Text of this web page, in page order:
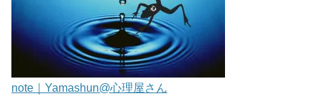
note｜Yamashun@心理屋さん